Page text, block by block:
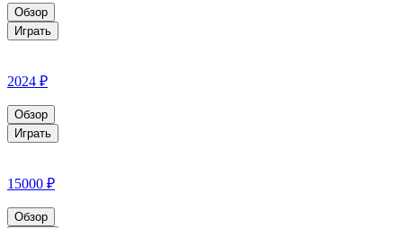
Обзор
Играть
2024 ₽
Обзор
Играть
15000 ₽
Обзор